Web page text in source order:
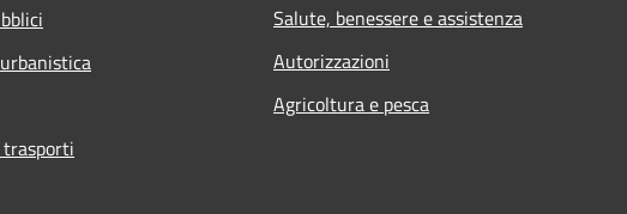
Salute, benessere e assistenza
Autorizzazioni
Agricoltura e pesca